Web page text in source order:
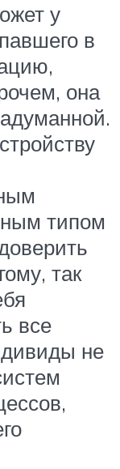
у
в
она
типом
так
все
не